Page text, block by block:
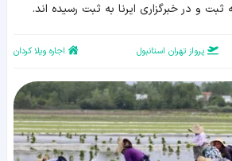
و در خبرگزاری ایرنا به ثبت رسیده اند.
پرواز تهران استانبول اجاره ویلا کردان